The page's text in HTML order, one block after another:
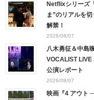
Netflixシリーズ
ま”のリアルを
解禁！
2026/08/07
八木勇征＆中島
VOCALIST LIVE
公演レポート
2026/08/07
映画『4 アウト